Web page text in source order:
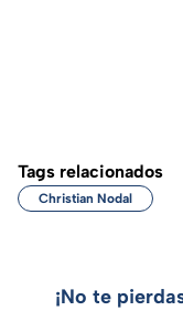
Tags relacionados
Christian Nodal
¡No te